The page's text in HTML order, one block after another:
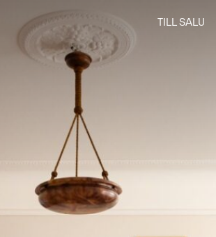
TILL SALU